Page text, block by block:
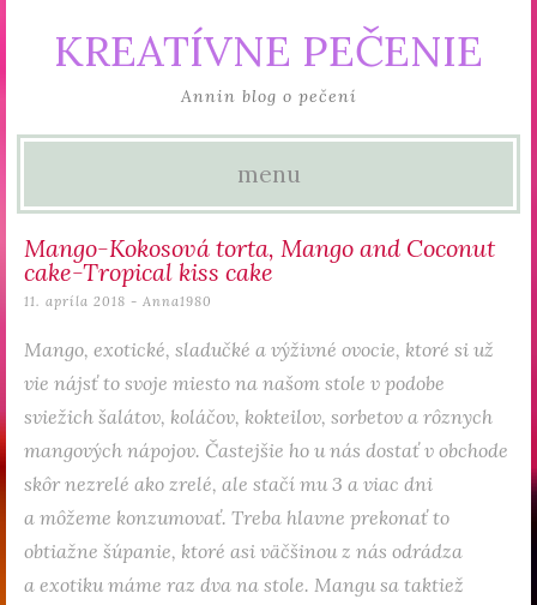
KREATÍVNE PEČENIE
Annin blog o pečení
menu
Mango-Kokosová torta, Mango and Coconut
cake-Tropical kiss cake
11. apríla 2018 - Anna1980
Mango, exotické, sladučké a výživné ovocie, ktoré si už
vie nájsť to svoje miesto na našom stole v podobe
sviežich šalátov, koláčov, kokteilov, sorbetov a rôznych
mangových nápojov. Častejšie ho u nás dostať v obchode
skôr nezrelé ako zrelé, ale stačí mu 3 a viac dni
a môžeme konzumovať. Treba hlavne prekonať to
obtiažne šúpanie, ktoré asi väčšinou z nás odrádza
a exotiku máme raz dva na stole. Mangu sa taktiež